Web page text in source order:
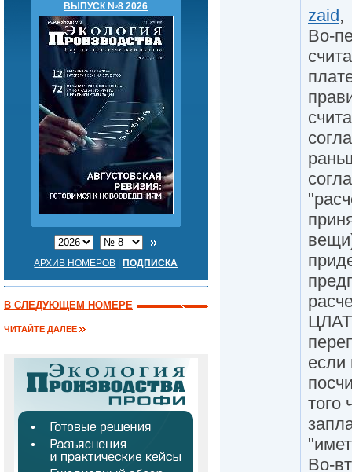
ВЫПУСК №8 2026
АРХИВ НОМЕРОВ ПОДПИСКА
В СЛЕДУЮЩЕМ НОМЕРЕ
ЧИТАЙТЕ ДАЛЕЕ
zaid,
Во-
если
того
Во-